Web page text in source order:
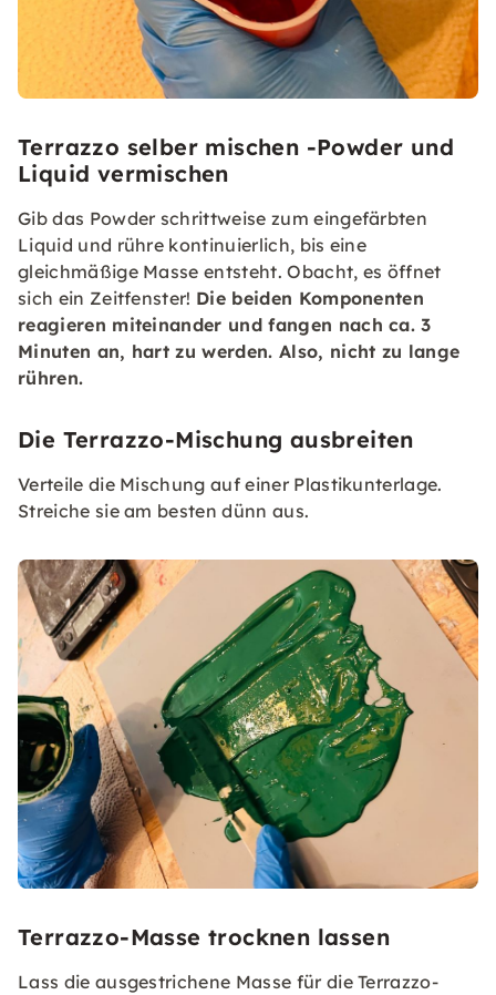
Terrazzo selber mischen -Powder und
Liquid vermischen
Gib das Powder schrittweise zum eingefärbten
Liquid und rühre kontinuierlich, bis eine
gleichmäßige Masse entsteht. Obacht, es öffnet
sich ein Zeitfenster! Die beiden Komponenten
reagieren miteinander und fangen nach ca. 3
Minuten an, hart zu werden. Also, nicht zu lange
rühren.
Die Terrazzo-Mischung ausbreiten
Verteile die Mischung auf einer Plastikunterlage.
Streiche sie am besten dünn aus.
Terrazzo-Masse trocknen lassen
Lass die ausgestrichene Masse für die Terrazzo-